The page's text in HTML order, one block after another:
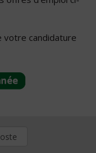
votre candidature